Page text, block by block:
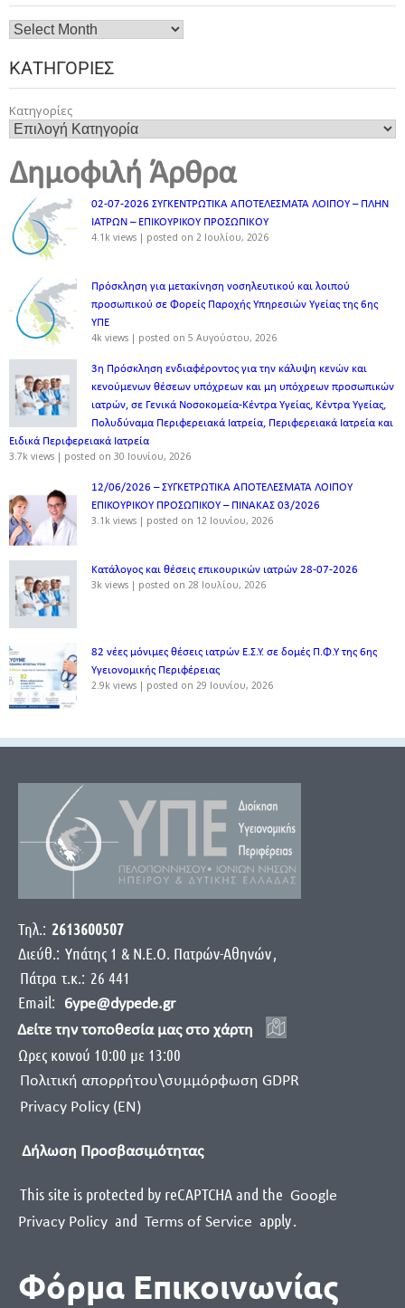
ΚΑΤΗΓΟΡΊΕΣ
Κατηγορίες
Δημοφιλή Άρθρα
02-07-2026 ΣΥΓΚΕΝΤΡΩΤΙΚΑ ΑΠΟΤΕΛΕΣΜΑΤΑ ΛΟΙΠΟΥ – ΠΛΗΝ
ΙΑΤΡΩΝ – ΕΠΙΚΟΥΡΙΚΟΥ ΠΡΟΣΩΠΙΚOY
4.1k views | posted on 2 Ιουλίου, 2026
Πρόσκληση για μετακίνηση νοσηλευτικού και λοιπού
προσωπικού σε Φορείς Παροχής Υπηρεσιών Υγείας της 6ης
ΥΠΕ
4k views | posted on 5 Αυγούστου, 2026
3η Πρόσκληση ενδιαφέροντος για την κάλυψη κενών και
κενούμενων θέσεων υπόχρεων και μη υπόχρεων προσωπικών
ιατρών, σε Γενικά Νοσοκομεία-Κέντρα Υγείας, Κέντρα Υγείας,
Πολυδύναμα Περιφερειακά Ιατρεία, Περιφερειακά Ιατρεία και
Ειδικά Περιφερειακά Ιατρεία
3.7k views | posted on 30 Ιουνίου, 2026
12/06/2026 – ΣΥΓΚΕΤΡΩΤΙΚΑ ΑΠΟΤΕΛΕΣΜΑΤΑ ΛΟΙΠΟΥ
ΕΠΙΚΟΥΡΙΚΟΥ ΠΡΟΣΩΠΙΚΟΥ – ΠΙΝΑΚΑΣ 03/2026
3.1k views | posted on 12 Ιουνίου, 2026
Κατάλογος και θέσεις επικουρικών ιατρών 28-07-2026
3k views | posted on 28 Ιουλίου, 2026
82 νέες μόνιμες θέσεις ιατρών Ε.Σ.Υ. σε δομές Π.Φ.Υ της 6ης
Υγειονομικής Περιφέρειας
2.9k views | posted on 29 Ιουνίου, 2026
Τηλ.: 2613600507
Διεύθ.: Yπάτης 1 & Ν.Ε.Ο. Πατρών-Αθηνών,
Πάτρα τ.κ.: 26 441
Email:
6ype@dypede.gr
Δείτε την τοποθεσία μας στο χάρτη
Ωρες κοινού 10:00 με 13:00
Πολιτική απορρήτου\συμμόρφωση GDPR
Privacy Policy (EN)
Δήλωση Προσβασιμότητας
This site is protected by reCAPTCHA and the Google
Privacy Policy and Terms of Service apply.
Φόρμα Επικοινωνίας